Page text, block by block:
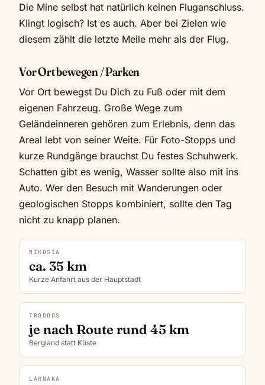
Die Mine selbst hat natürlich keinen Fluganschluss.
Klingt logisch? Ist es auch. Aber bei Zielen wie
diesem zählt die letzte Meile mehr als der Flug.
Vor Ort bewegen / Parken
Vor Ort bewegst Du Dich zu Fuß oder mit dem
eigenen Fahrzeug. Große Wege zum
Geländeinneren gehören zum Erlebnis, denn das
Areal lebt von seiner Weite. Für Foto-Stopps und
kurze Rundgänge brauchst Du festes Schuhwerk.
Schatten gibt es wenig, Wasser sollte also mit ins
Auto. Wer den Besuch mit Wanderungen oder
geologischen Stopps kombiniert, sollte den Tag
nicht zu knapp planen.
NIKOSIA
ca. 35 km
Kurze Anfahrt aus der Hauptstadt
TROODOS
je nach Route rund 45 km
Bergland statt Küste
LARNAKA